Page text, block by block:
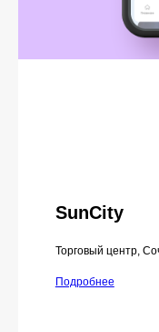
SunCity
Торговый центр,
Подробнее